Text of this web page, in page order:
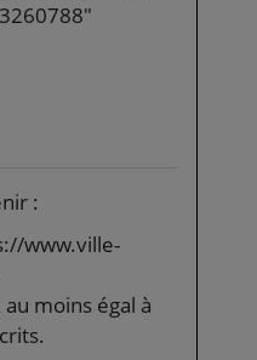
:
www.ville-
moins égal à